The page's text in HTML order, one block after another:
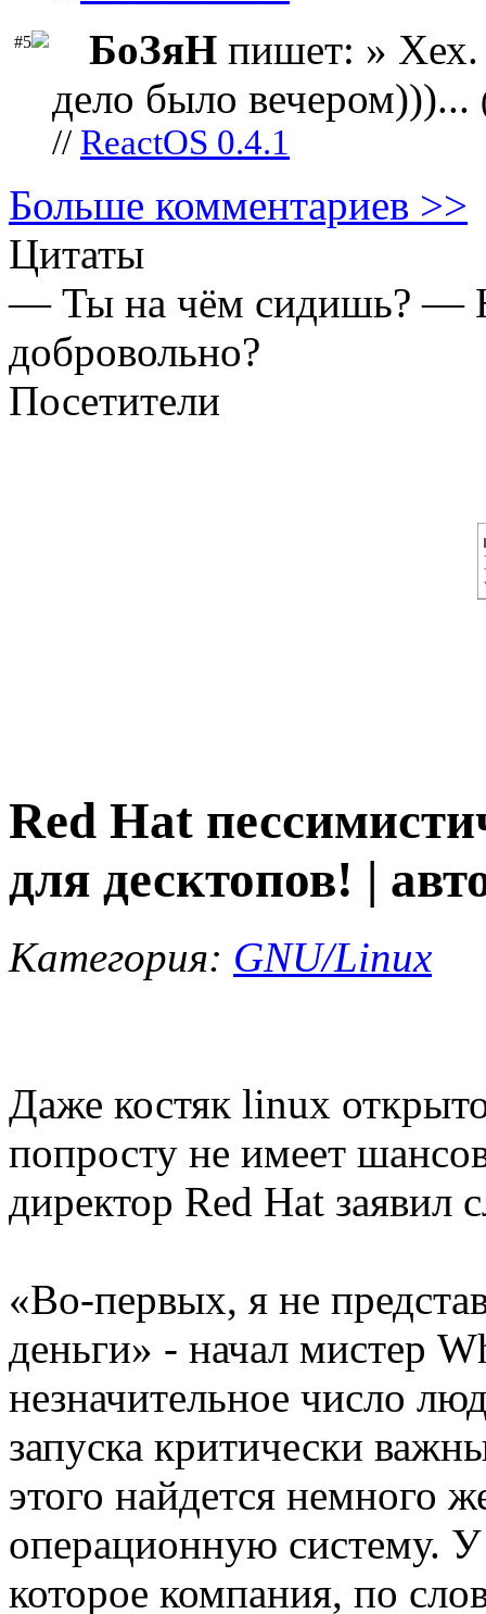
#5 БоЗяН пишет: » Хех.
дело было вечером)))...
// ReactOS 0.4.1
Больше комментариев >>
Цитаты
— Ты на чём сидишь?
добровольно?
Посетители
Red Hat
для десктопов! |
Категория: GNU/Linux
Даже костяк linux
попросту не имеет
директор Red Hat заявил
«Во-первых, я не
деньги» - начал мистер
незначительное число
запуска критически
этого найдется немного
операционную систему.
которое компания, по